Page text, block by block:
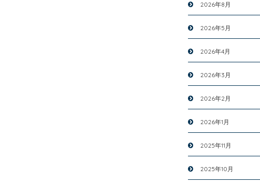
2026年8月
2026年5月
2026年4月
2026年3月
2026年2月
2026年1月
2025年11月
2025年10月